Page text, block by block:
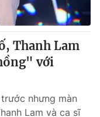
Thanh Lam
với
nhưng màn
Lam và ca sĩ